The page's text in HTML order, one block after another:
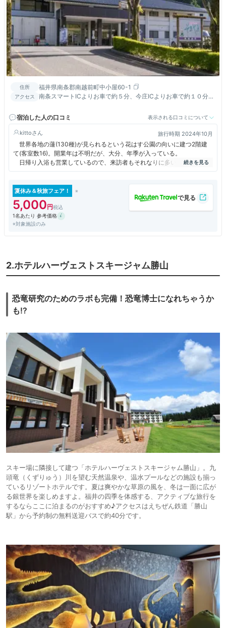
住所 福井県南条郡南越前町中小屋60-1
アクセス
南条スマートICよりお車で約５分、今庄ICよりお車で約１０分。
宿泊した人の口コミ
表示される口コミについて
kitto 旅行時期 2024年10月
世界各地の蓮(130種)が見られるという花はす公園の向いに建つ2階建
て(客室数16)。開業年は不明だが、大分、年季が入っている。
日帰り入浴も営業しているので、来訪者もそれなりに多いが、玄関で靴
を脱ぎ、スリッパに履き替えなければいけないのは面倒。エレベータもな
客室は2階の和室12畳。部屋は造作も含めて大分古い。トイレも後から
増設したため、広縁や手洗い場がその分狭くなっていて使いにくい。浴室
もないが、大浴場に行くので問題なし。冷蔵庫、ポット、金庫、ドライヤ
ー、歯ブラシなど、設備・アメニティーは一通り揃うがWiFiはつながりに
くい。
心地よい。地下1,000mから汲み上げる源泉温度は26.8℃、弱アルカリ性
の単純泉なので、肌がつるつるしてくる。
蓮根焼売、蓮根松茸釜飯など、はす料理が並ぶ。胡麻だれで食べる豚しゃ
ぶも旨いが、天婦羅も揚げたてを配膳してくれるので美味しい。松茸ご飯
の香りもgood。
ダ、御新香と、一般的な和食の品々。熱い味噌汁が美味しい。
「そまやま」は漢字でどう書くのかと調べてみたら、杣(そま)とは、律
令時代の貴族や寺社が建築木材を伐採するために所有した山林で、時代が
下ると荘園のような存在に変化していったらしい。杣という言葉自体、寡
聞にして知らなかったが、さすが大国、越前国。
難読漢字なのでひらがな表記にしたのだと思うが、逆に漢字の方が興味
を持ってもらえそうな気もするけど・・・。
夏休み＆秋旅フェア！
5,000
1名あたり 参考価格
※対象施設のみ
2.ホテルハーヴェストスキージャム勝山
恐竜研究のためのラボも完備！恐竜博士になれちゃうか
も!?
スキー場に隣接して建つ「ホテルハーヴェストスキージャム勝山」。九
頭竜（くずりゅう）川を望む天然温泉や、温水プールなどの施設も揃っ
ているリゾートホテルです。夏は爽やかな草原の風を、冬は一面に広が
る銀世界を楽しめますよ。福井の四季を体感する、アクティブな旅行を
するならここに泊まるのがおすすめ♪アクセスはえちぜん鉄道「勝山
駅」から予約制の無料送迎バスで約40分です。